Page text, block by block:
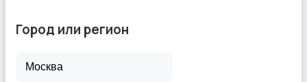
Город или регион